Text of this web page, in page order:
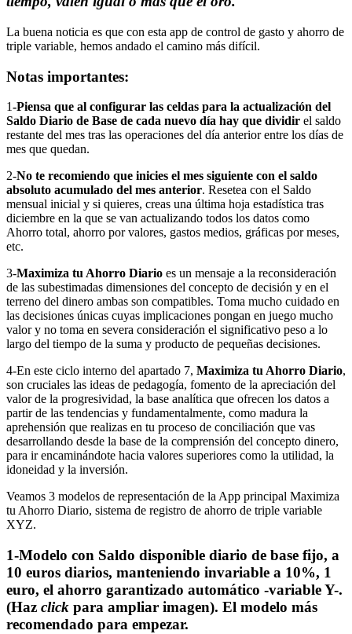
La buena noticia es que con esta app de control de gasto y ahorro de
triple variable, hemos andado el camino más difícil.
Notas importantes:
1-Piensa que al configurar las celdas para la actualización del
Saldo Diario de Base de cada nuevo día hay que dividir el saldo
restante del mes tras las operaciones del día anterior entre los días de
mes que quedan.
2-No te recomiendo que inicies el mes siguiente con el saldo
absoluto acumulado del mes anterior. Resetea con el Saldo
mensual inicial y si quieres, creas una última hoja estadística tras
diciembre en la que se van actualizando todos los datos como
Ahorro total, ahorro por valores, gastos medios, gráficas por meses,
etc.
3-Maximiza tu Ahorro Diario es un mensaje a la reconsideración
de las subestimadas dimensiones del concepto de decisión y en el
terreno del dinero ambas son compatibles. Toma mucho cuidado en
las decisiones únicas cuyas implicaciones pongan en juego mucho
valor y no toma en severa consideración el significativo peso a lo
largo del tiempo de la suma y producto de pequeñas decisiones.
4-En este ciclo interno del apartado 7, Maximiza tu Ahorro Diario,
son cruciales las ideas de pedagogía, fomento de la apreciación del
valor de la progresividad, la base analítica que ofrecen los datos a
partir de las tendencias y fundamentalmente, como madura la
aprehensión que realizas en tu proceso de conciliación que vas
desarrollando desde la base de la comprensión del concepto dinero,
para ir encaminándote hacia valores superiores como la utilidad, la
idoneidad y la inversión.
Veamos 3 modelos de representación de la App principal Maximiza
tu Ahorro Diario, sistema de registro de ahorro de triple variable
XYZ.
1-Modelo con Saldo disponible diario de base fijo, a
10 euros diarios, manteniendo invariable a 10%, 1
euro, el ahorro garantizado automático -variable Y-.
(Haz click para ampliar imagen). El modelo más
recomendado para empezar.